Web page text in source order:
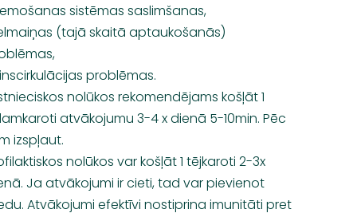
sistēmas saslimšanas,
(tajā skaitā aptaukošanās)
problēmas.
nolūkos rekomendējams košļāt 1
atvākojumu 3-4 x dienā 5-10min. Pēc
izspļaut.
nolūkos var košļāt 1 tējkaroti 2-3x
Ja atvākojumi ir cieti, tad var pievienot
Atvākojumi efektīvi nostiprina imunitāti pret